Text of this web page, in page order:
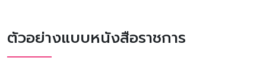
ตัวอย่างแบบหนังสือราชการ